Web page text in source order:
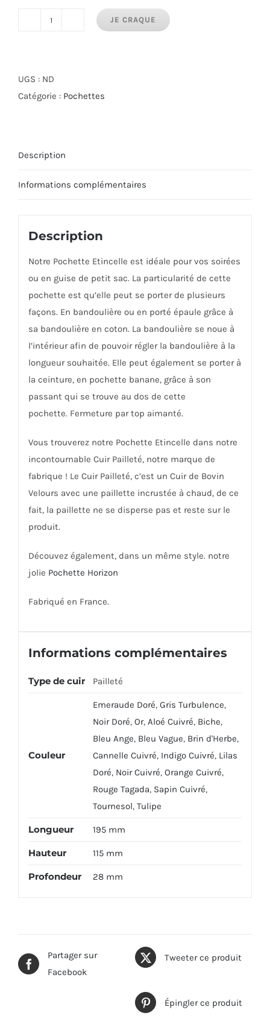
Etincelle
JE CRAQUE
UGS : ND
Catégorie : Pochettes
Description
Informations complémentaires
Description
Notre Pochette Etincelle est idéale pour vos soirées
ou en guise de petit sac. La particularité de cette
pochette est qu’elle peut se porter de plusieurs
façons. En bandoulière ou en porté épaule grâce à
sa bandoulière en coton. La bandoulière se noue à
l’intérieur afin de pouvoir régler la bandoulière à la
longueur souhaitée. Elle peut également se porter à
la ceinture, en pochette banane, grâce à son
passant qui se trouve au dos de cette
pochette. Fermeture par top aimanté.
Vous trouverez notre Pochette Etincelle dans notre
incontournable Cuir Pailleté, notre marque de
fabrique ! Le Cuir Pailleté, c’est un Cuir de Bovin
Velours avec une paillette incrustée à chaud, de ce
fait, la paillette ne se disperse pas et reste sur le
produit.
Découvez également, dans un même style. notre
jolie Pochette Horizon
Fabriqué en France.
Informations complémentaires
Type de cuir Pailleté
Couleur
Emeraude Doré, Gris Turbulence,
Noir Doré, Or, Aloé Cuivré, Biche,
Bleu Ange, Bleu Vague, Brin d'Herbe,
Cannelle Cuivré, Indigo Cuivré, Lilas
Doré, Noir Cuivré, Orange Cuivré,
Rouge Tagada, Sapin Cuivré,
Tournesol, Tulipe
Longueur 195 mm
Hauteur 115 mm
Profondeur 28 mm
Partager sur
Facebook
Tweeter ce produit
Épingler ce produit